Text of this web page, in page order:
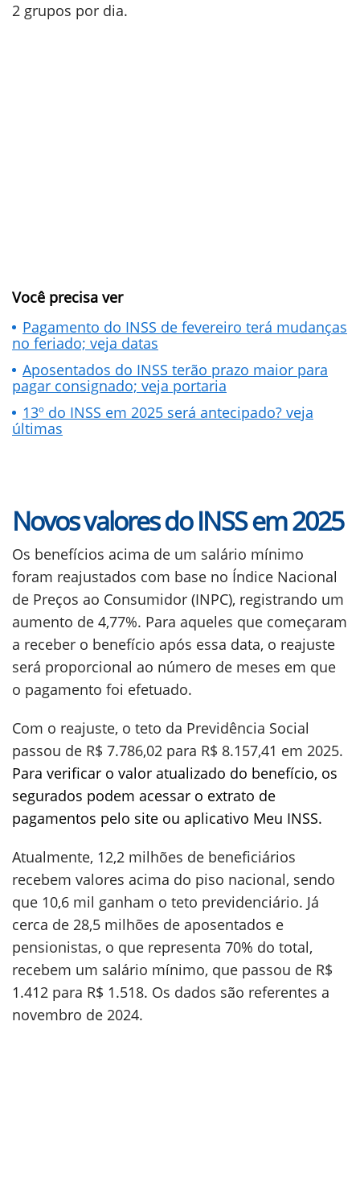
2 grupos por dia.
Você precisa ver
Pagamento do INSS de fevereiro terá mudanças
no feriado; veja datas
Aposentados do INSS terão prazo maior para
pagar consignado; veja portaria
13º do INSS em 2025 será antecipado? veja
últimas
Novos valores do INSS em 2025
Os benefícios acima de um salário mínimo
foram reajustados com base no Índice Nacional
de Preços ao Consumidor (INPC), registrando um
aumento de 4,77%. Para aqueles que começaram
a receber o benefício após essa data, o reajuste
será proporcional ao número de meses em que
o pagamento foi efetuado.
Com o reajuste, o teto da Previdência Social
passou de R$ 7.786,02 para R$ 8.157,41 em 2025.
Para verificar o valor atualizado do benefício, os
segurados podem acessar o extrato de
pagamentos pelo site ou aplicativo Meu INSS.
Atualmente, 12,2 milhões de beneficiários
recebem valores acima do piso nacional, sendo
que 10,6 mil ganham o teto previdenciário. Já
cerca de 28,5 milhões de aposentados e
pensionistas, o que representa 70% do total,
recebem um salário mínimo, que passou de R$
1.412 para R$ 1.518. Os dados são referentes a
novembro de 2024.